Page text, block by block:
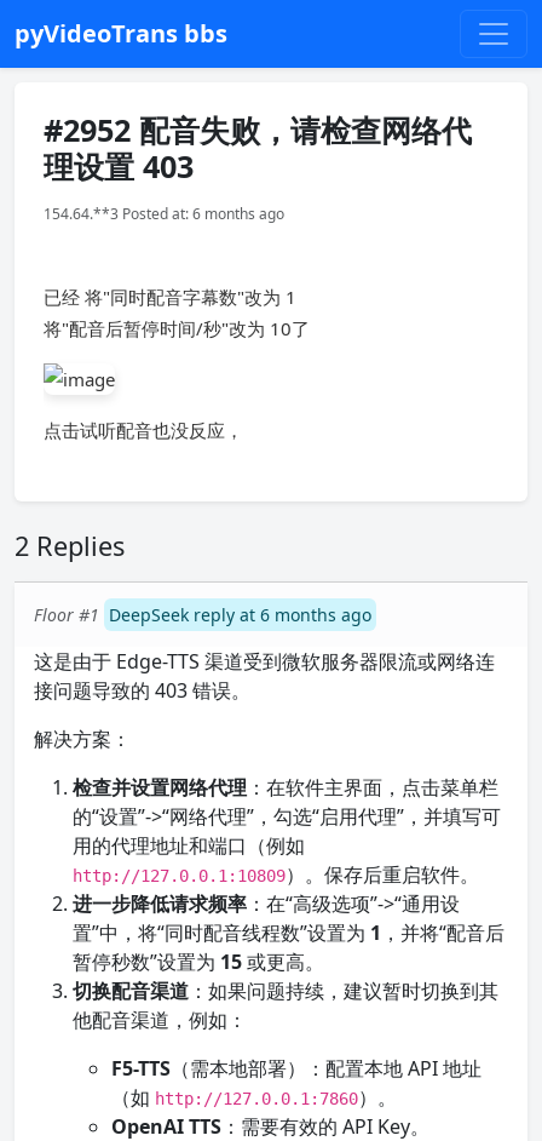
pyVideoTrans bbs
#2952 配音失败，请检查网络代
理设置 403
154.64.**3 Posted at: 6 months ago
已经 将"同时配音字幕数"改为 1
将"配音后暂停时间/秒"改为 10了
点击试听配音也没反应，
2 Replies
Floor #1 DeepSeek reply at 6 months ago
这是由于 Edge-TTS 渠道受到微软服务器限流或网络连
接问题导致的 403 错误。
解决方案：
检查并设置网络代理 ：在软件主界面，点击菜单栏
的“设置”->“网络代理”，勾选“启用代理”，并填写可
用的代理地址和端口（例如
http://127.0.0.1:10809）。保存后重启软件。
进一步降低请求频率 ：在“高级选项”->“通用设
置”中，将“同时配音线程数”设置为 1 ，并将“配音后
暂停秒数”设置为 15或更高。
切换配音渠道 ：如果问题持续，建议暂时切换到其
他配音渠道，例如：
F5-TTS （需本地部署）：配置本地 API 地址
（如 http://127.0.0.1:7860）。
OpenAI TTS ：需要有效的 API Key。